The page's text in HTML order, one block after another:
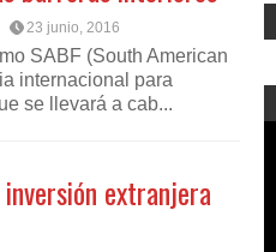
23 junio, 2016
SABF (South American
internacional para
se llevará a cab...
extranjera